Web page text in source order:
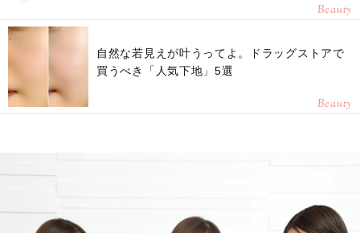
Beauty
自然な若見えが叶うってよ。ドラッグストアで
買うべき「人気下地」5選
Beauty